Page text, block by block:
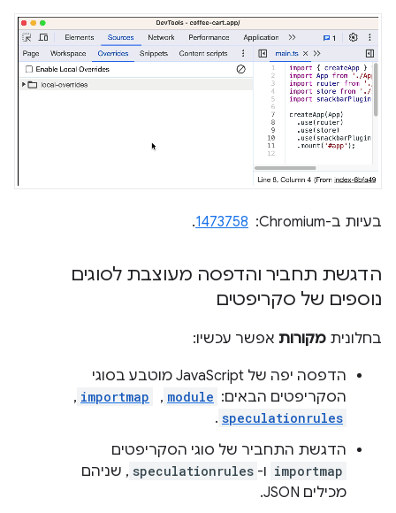
בעיות ב-Chromium: ‏ 1473758
.
הדגשת תחביר והדפסה מעוצבת לסוגים
נוספים של סקריפטים
בחלונית מקורות אפשר עכשיו:
הדפסה יפה של JavaScript מוטבע בסוגי
הסקריפטים הבאים: module
, ‏
importmap
, ‏
speculationrules
.
הדגשת התחביר של סוגי הסקריפטים
importmap ו- speculationrules , שניהם
מכילים JSON.